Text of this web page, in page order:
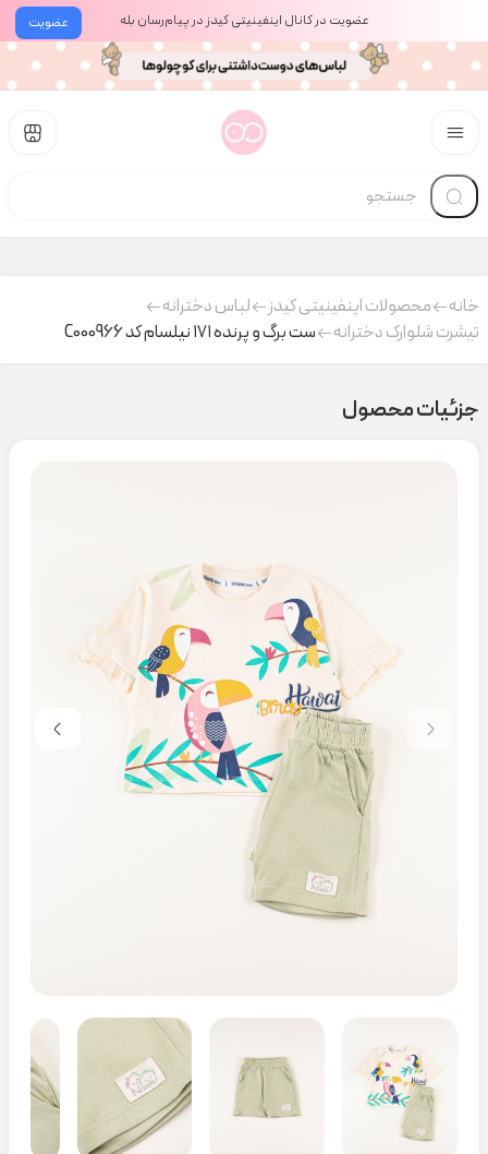
عضویت عضویت در کانال اینفینیتی کیدز در پیام‌رسان بله
خانه محصولات اینفینیتی کیدز
لباس دخترانه
تیشرت شلوارک دخترانه
ست برگ و پرنده ۱۷۱ نیلسام کد C000966
جزئیات محصول